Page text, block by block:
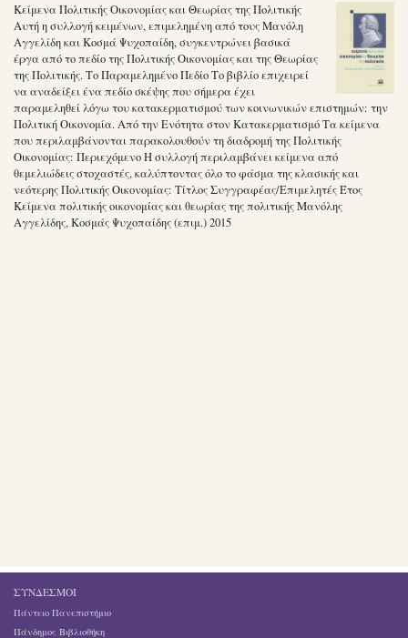
Κείμενα Πολιτικής Οικονομίας και Θεωρίας της Πολιτικής
Αυτή η συλλογή κειμένων, επιμελημένη από τους Μανόλη
Αγγελίδη και Κοσμά Ψυχοπαίδη, συγκεντρώνει βασικά
έργα από το πεδίο της Πολιτικής Οικονομίας και της Θεωρίας
της Πολιτικής. Το Παραμελημένο Πεδίο Το βιβλίο επιχειρεί
να αναδείξει ένα πεδίο σκέψης που σήμερα έχει
παραμεληθεί λόγω του κατακερματισμού των κοινωνικών επιστημών: την
Πολιτική Οικονομία. Από την Ενότητα στον Κατακερματισμό Τα κείμενα
που περιλαμβάνονται παρακολουθούν τη διαδρομή της Πολιτικής
Οικονομίας: Περιεχόμενο Η συλλογή περιλαμβάνει κείμενα από
θεμελιώδεις στοχαστές, καλύπτοντας όλο το φάσμα της κλασικής και
νεότερης Πολιτικής Οικονομίας: Τίτλος Συγγραφέας/Επιμελητές Έτος
Κείμενα πολιτικής οικονομίας και θεωρίας της πολιτικής Μανόλης
Αγγελίδης, Κοσμάς Ψυχοπαίδης (επιμ.) 2015
ΣΎΝΔΕΣΜΟΙ
Πάντειο Πανεπιστήμιο
Πάνδημος Βιβλιοθήκη